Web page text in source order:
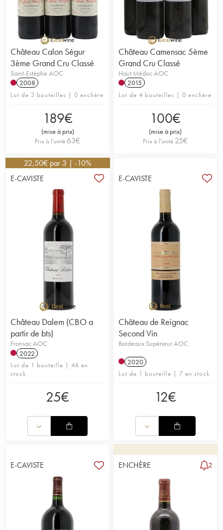
Château Calon Ségur
3ème Grand Cru Classé
Saint-Estèphe AOC
2008
Lot de 3 bouteilles | 0 enchère
189€
(mise à prix)
Prix à l'unité 63€
Château Camensac 5ème
Grand Cru Classé
Haut Médoc AOC
2015
Lot de 4 bouteilles | 0 enchère
100€
(mise à prix)
Prix à l'unité 25€
22,50€ par 3 | -10%
E-CAVISTE
Château Dalem (CBO a
partir de bts)
Fronsac AOC
2022
Lot de 1 bouteille | 46 en
stock
25€
E-CAVISTE
Château de Reignac
Second Vin
Bordeaux Supérieur AOC
2020
Lot de 1 bouteille | 7 en stock
12€
E-CAVISTE ENCHÈRE 2